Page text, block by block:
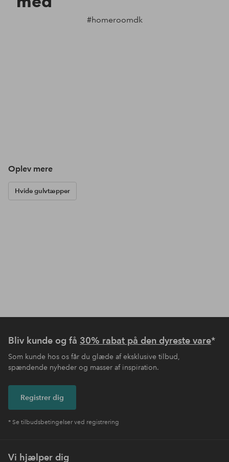
#homeroomdk
Oplev mere
Hvide gulvtæpper
Bliv kunde og få 30% rabat på den dyreste vare*
Som kunde hos os får du glæde af eksklusive tilbud,
spændende nyheder og masser af inspiration.
Registrer dig
* Se tilbudsbetingelser ved registrering
Vi hjælper dig